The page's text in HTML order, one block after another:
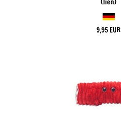
(lien)
9,95 EUR